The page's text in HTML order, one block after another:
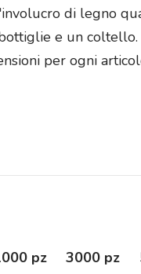
di legno
e un
per ogni
pz 3000 pz